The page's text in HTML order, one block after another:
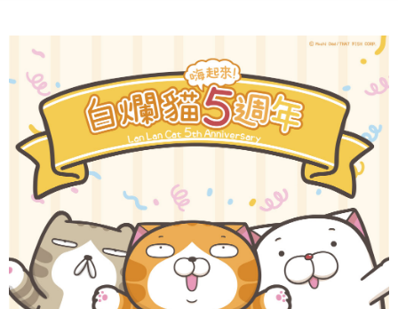
１．簡單：不需註冊會員、不需綁卡、不需儲值。
２．便利：只要手機號碼，簡訊認證，即可結帳。
３．安心：先確認商品／服務後，再付款。
【「AFTEE先享後付」結帳流程】
１．於結帳方式選擇「AFTEE先享後付」後，將跳轉至「AFTEE先享後付」
結帳頁面，進行簡訊認證並確認金額後，即可完成結帳。
２．訂單成立數日內，您將收到繳費通知簡訊。
３．收到繳費通知簡訊後14天內，點擊此簡訊中的連結，可透過四大超商／
ATM／網路銀行／等多元方式進行付款，方視為交易完成。
※ 請注意：結帳手續完成當下不需立刻繳費，但若您需要取消訂單，請聯絡
購買商品的店家。未經商家同意取消之訂單仍視為有效，需透過AFTEE先享
後付繳納相關費用。
※ 交易是否成功請以「AFTEE先享後付 」之結帳頁面顯示為準，若有關於
是否繳費成功／繳費後需取消欲退款等相關疑問，請聯繫「AFTEE先享後付
客戶支援中心」https://netprotections.freshdesk.com/support/home
貨到付款
運送方式
全家取貨付款
每筆NT$60，滿NT$1,500(含以上)免運費
付款後全家取貨
每筆NT$60，滿NT$1,500(含以上)免運費
7-11取貨付款
每筆NT$60，滿NT$1,500(含以上)免運費
付款後7-11取貨